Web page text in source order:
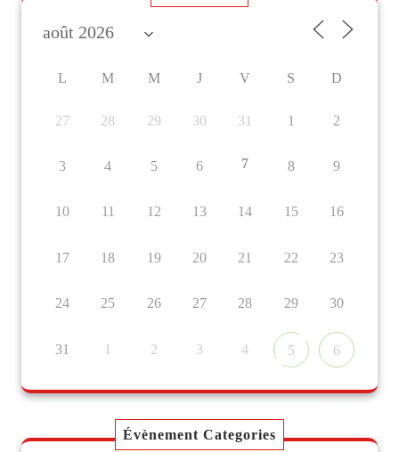
L M M J V S D
27 28 29 30 31 1 2
3 4 5 6 7 8 9
10 11 12 13 14 15 16
17 18 19 20 21 22 23
24 25 26 27 28 29 30
31 1 2 3 4 5 6
Évènement Categories